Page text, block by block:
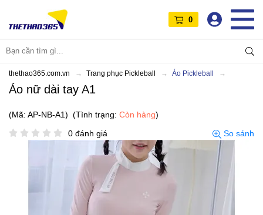
0
thethao365.com.vn Trang phục Pickleball Áo Pickleball
Áo nữ dài tay A1
(Mã: AP-NB-A1) (Tình trạng: Còn hàng)
0 đánh giá
So sánh